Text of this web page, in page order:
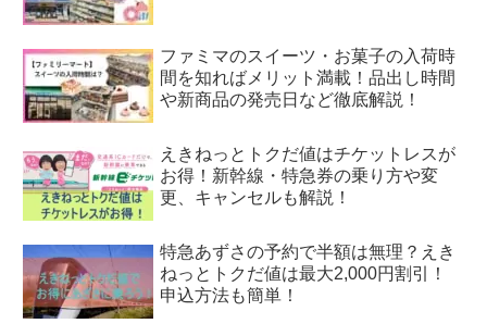
ファミマのスイーツ・お菓子の入荷時
間を知ればメリット満載！品出し時間
や新商品の発売日など徹底解説！
えきねっとトクだ値はチケットレスが
お得！新幹線・特急券の乗り方や変
更、キャンセルも解説！
特急あずさの予約で半額は無理？えき
ねっとトクだ値は最大2,000円割引！
申込方法も簡単！